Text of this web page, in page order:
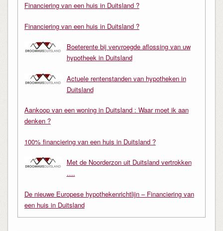
Financiering van een huis in Duitsland ?
Financiering van een huis in Duitsland ?
Boeterente bij vervroegde aflossing van uw
hypotheek in Duitsland
Actuele rentenstanden van hypotheken in
Duitsland
Aankoop van een woning in Duitsland : Waar moet ik aan
denken ?
100% financiering van een huis in Duitsland ?
Met de Noorderzon uit Duitsland vertrokken
….
De nieuwe Europese hypothekenrichtlijn – Financiering van
een huis in Duitsland